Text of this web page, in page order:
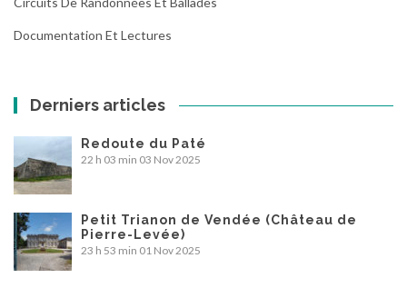
Documentation Et Lectures
Derniers articles
Redoute du Paté
22 h 03 min 03 Nov 2025
Petit Trianon de Vendée (Château de
Pierre-Levée)
23 h 53 min 01 Nov 2025